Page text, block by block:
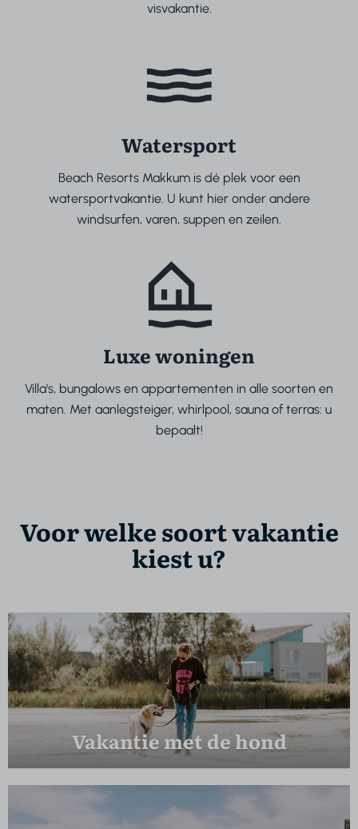
visvakantie.
Watersport
Beach Resorts Makkum is dé plek voor een
watersportvakantie. U kunt hier onder andere
windsurfen, varen, suppen en zeilen.
Luxe woningen
Villa's, bungalows en appartementen in alle soorten en
maten. Met aanlegsteiger, whirlpool, sauna of terras: u
bepaalt!
Voor welke soort vakantie
kiest u?
Vakantie met de hond